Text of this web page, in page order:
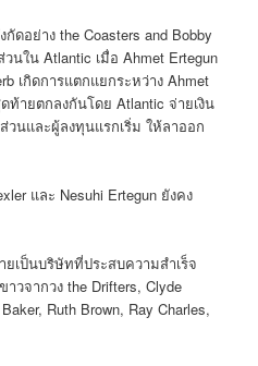
ดอย่าง the Coasters and Bobby
นใน Atlantic เมื่อ Ahmet Ertegun
เกิดการแตกแยกระหว่าง Ahmet
ท้ายตกลงกันโดย Atlantic จ่ายเงิน
วนและผู้ลงทุนแรกเริ่ม ให้ลาออก
และ Nesuhi Ertegun ยังคง
เป็นบริษัทที่ประสบความสำเร็จ
วจากวง the Drifters, Clyde
Ruth Brown, Ray Charles,